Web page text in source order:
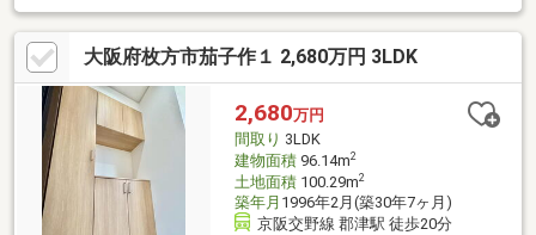
いているので風通しもよく、カビ対策にも◎◆ＩＨクッキングヒ
ーターなら火を使わないので小さなお子様ともお料理を楽しめま
す！◆訪問者の顔が確認できるモニター付きインターホン装備
で、お子様のお留守番にも安心です！◆現況２ＬＤＫ→３ＬＤＫ
に間取り変更可能！（リフォーム費用別途要）―周辺施設―・交野
市立倉治小学校…約１０００ｍ・交野市立第二中学校…約４００
ｍ・スギ薬局倉治店…約２７０ｍ
大阪府枚方市茄子作１ 2,680万円 3LDK
2,680万円
間取り 3LDK
建物面積96.14m2
土地面積100.29m2
築年月 1996年2月(築30年7ヶ月)
京阪交野線 郡津駅 徒歩20分